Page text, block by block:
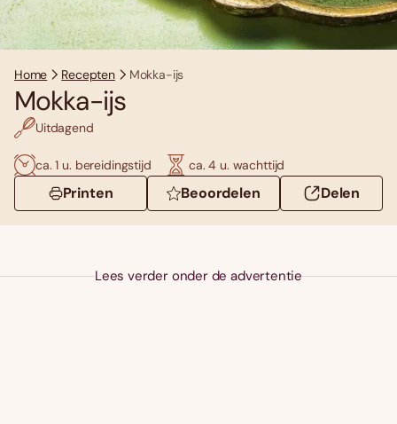
Home Recepten Mokka-ijs
Mokka-ijs
Uitdagend
ca. 1 u. bereidingstijd ca. 4 u. wachttijd
Printen Beoordelen Delen
Lees verder onder de advertentie